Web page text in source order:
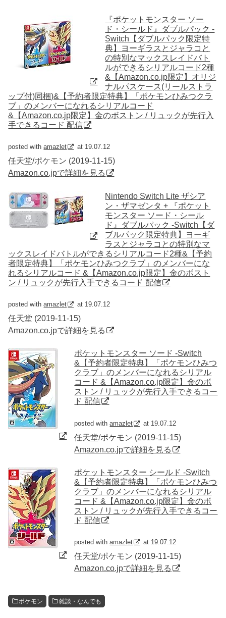
『ポケットモンスター ソー
ド・シールド』ダブルパック -
Switch【ダブルパック限定特
典】ヨーギラスとジャラコと
の特別なマックスレイドバト
ルができるシリアルコード2種
&【Amazon.co.jp限定】オリジ
ナルパスケース(リールストラ
ップ付)同梱)&【予約者限定特典】「ポケモンひみつクラ
ブ」のメンバーになれるシリアルコード
&【Amazon.co.jp限定】金のボストン / リュックが先行入
手できるコード 配信
posted withamazlet at 19.07.12
任天堂/ポケモン (2019-11-15)
Amazon.co.jpで詳細を見る
Nintendo Switch Lite ザシア
ン・ザマゼンタ + 『ポケット
モンスター ソード・シール
ド』ダブルパック -Switch【ダ
ブルパック限定特典】ヨーギ
ラスとジャラコとの特別なマ
ックスレイドバトルができるシリアルコード2種&【予約
者限定特典】「ポケモンひみつクラブ」のメンバーにな
れるシリアルコード &【Amazon.co.jp限定】金のボスト
ン / リュックが先行入手できるコード 配信
posted withamazlet at 19.07.12
任天堂 (2019-11-15)
Amazon.co.jpで詳細を見る
ポケットモンスター ソード -Switch
&【予約者限定特典】「ポケモンひみつ
クラブ」のメンバーになれるシリアル
コード &【Amazon.co.jp限定】金のボ
ストン / リュックが先行入手できるコー
ド 配信
posted withamazlet at 19.07.12
任天堂/ポケモン (2019-11-15)
Amazon.co.jpで詳細を見る
ポケットモンスター シールド -Switch
&【予約者限定特典】「ポケモンひみつ
クラブ」のメンバーになれるシリアル
コード &【Amazon.co.jp限定】金のボ
ストン / リュックが先行入手できるコー
ド 配信
posted withamazlet at 19.07.12
任天堂/ポケモン (2019-11-15)
Amazon.co.jpで詳細を見る
ポケモン 雑談・なんでも